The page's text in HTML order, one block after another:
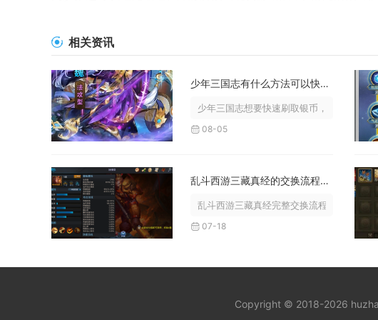
相关资讯
少年三国志有什么方法可以快速刷取银币
少年三国志想要快速刷取银币，核心思路是
08-05
乱斗西游三藏真经的交换流程是怎样的
乱斗西游三藏真经完整交换流程分为系统解
07-18
Copyright © 2018-2026